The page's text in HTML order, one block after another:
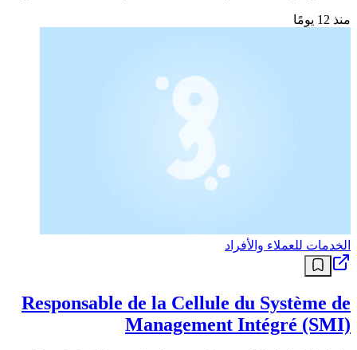
منذ 12 يومًا
الخدمات للعملاء والأفراد
Responsable de la Cellule du Système de
Management Intégré (SMI)